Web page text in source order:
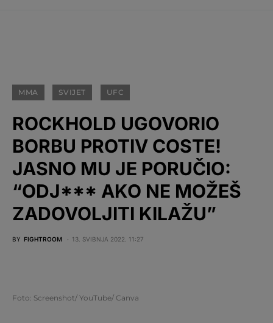
MMA SVIJET UFC
ROCKHOLD UGOVORIO
BORBU PROTIV COSTE!
JASNO MU JE PORUČIO:
“ODJ*** AKO NE MOŽEŠ
ZADOVOLJITI KILAŽU”
BY FIGHTROOM 13. SVIBNJA 2022. 11:27
Foto: Screenshot/ YouTube/ Canva